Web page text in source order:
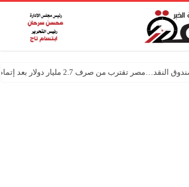
تقترب من صرف 2.7 مليار دولار بعد إتمام المراجعتين